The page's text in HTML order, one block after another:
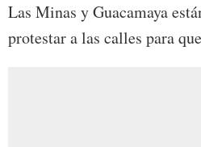
Las Minas y Guacamaya
protestar a las calles para